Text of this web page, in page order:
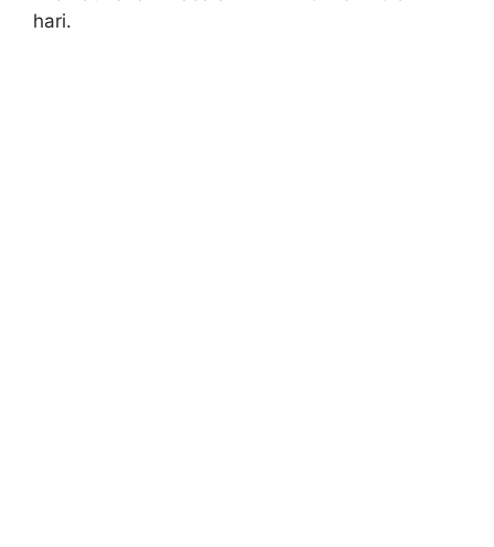
hari.